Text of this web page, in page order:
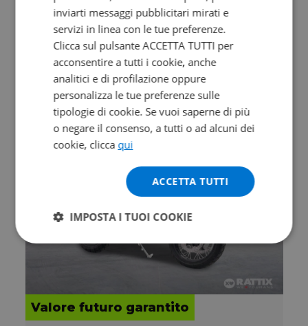
KYMCO DTX 360 350
350
0 km | 321 cc | 28.6 Hp | 21 Kw
5.790 109/mese
Valore futuro garantito
inviarti messaggi pubblicitari mirati e
servizi in linea con le tue preferenze.
Clicca sul pulsante ACCETTA TUTTI per
acconsentire a tutti i cookie, anche
analitici e di profilazione oppure
personalizza le tue preferenze sulle
tipologie di cookie. Se vuoi saperne di più
o negare il consenso, a tutti o ad alcuni dei
cookie, clicca qui
ACCETTA TUTTI
IMPOSTA I TUOI COOKIE